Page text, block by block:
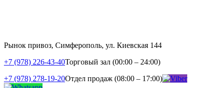
Рынок привоз, Симферополь, ул. Киевская 144
+7 (978) 226-43-40Торговый зал (00:00 – 24:00)
+7 (978) 278-19-20Отдел продаж (08:00 – 17:00)